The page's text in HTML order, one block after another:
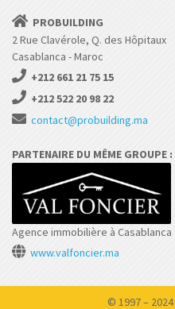
PROBUILDING
2 Rue Clavérole, Q. des Hôpitaux
Casablanca - Maroc
+212 661 21 75 15
+212 522 20 98 22
contact@probuilding.ma
PARTENAIRE DU MÊME GROUPE :
Agence immobilière à Casablanca
www.valfoncier.ma
© 1997 – 2024